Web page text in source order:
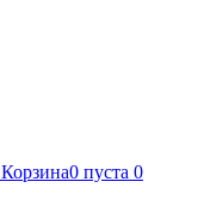
Корзина0 пуста 0